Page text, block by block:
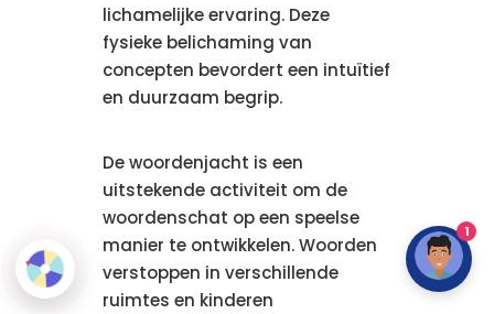
lichamelijke ervaring. Deze
fysieke belichaming van
concepten bevordert een intuïtief
en duurzaam begrip.
De woordenjacht is een
uitstekende activiteit om de
woordenschat op een speelse
manier te ontwikkelen. Woorden
verstoppen in verschillende
ruimtes en kinderen
1